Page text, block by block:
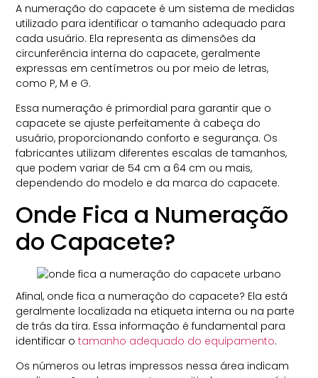
A numeração do capacete é um sistema de medidas
utilizado para identificar o tamanho adequado para
cada usuário. Ela representa as dimensões da
circunferência interna do capacete, geralmente
expressas em centímetros ou por meio de letras,
como P, M e G.
Essa numeração é primordial para garantir que o
capacete se ajuste perfeitamente à cabeça do
usuário, proporcionando conforto e segurança. Os
fabricantes utilizam diferentes escalas de tamanhos,
que podem variar de 54 cm a 64 cm ou mais,
dependendo do modelo e da marca do capacete.
Onde Fica a Numeração
do Capacete?
Afinal, onde fica a numeração do capacete? Ela está
geralmente localizada na etiqueta interna ou na parte
de trás da tira. Essa informação é fundamental para
identificar otamanho adequado do equipamento.
Os números ou letras impressos nessa área indicam